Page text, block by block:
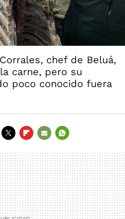
chef de Beluá,
carne, pero su
poco conocido fuera
MAIL